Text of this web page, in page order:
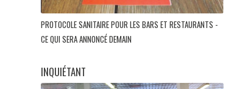
PROTOCOLE SANITAIRE POUR LES BARS ET RESTAURANTS -
CE QUI SERA ANNONCÉ DEMAIN
INQUIÉTANT